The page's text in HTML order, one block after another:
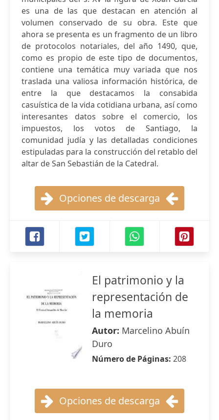
es una de las que destacan en atención al
volumen conservado de su obra. Este que
ahora se presenta es un fragmento de un libro
de protocolos notariales, del año 1490, que,
como es propio de este tipo de documentos,
contiene una temática muy variada que nos
traslada una valiosa información histórica, de
entre la que destacamos la consabida
casuística de la vida cotidiana urbana, así como
interesantes datos sobre el comercio, los
impuestos, los votos de Santiago, la
comunidad judía y las detalladas condiciones
estipuladas para la construcción del retablo del
altar de San Sebastián de la Catedral.
Opciones de descarga
El patrimonio y la
representación de
la memoria
Autor: Marcelino Abuín
Duro
Número de Páginas: 208
Opciones de descarga